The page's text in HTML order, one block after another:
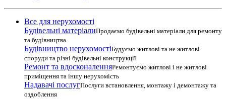
Все для нерухомості
Будівельні матеріалиПродаємо будівельні матеріали для ремонту
та будівництва
Будівництво нерухомостіБудуємо житлові та не житлові
споруди та різні будівельні конструкції
Ремонт та вдосконаленняРемонтуємо житлові і не житлові
приміщення та іншу нерухомість
Надавачі послугПослуги встановлення, монтажу і демонтажу та
оздоблення